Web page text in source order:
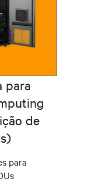
para
de
para